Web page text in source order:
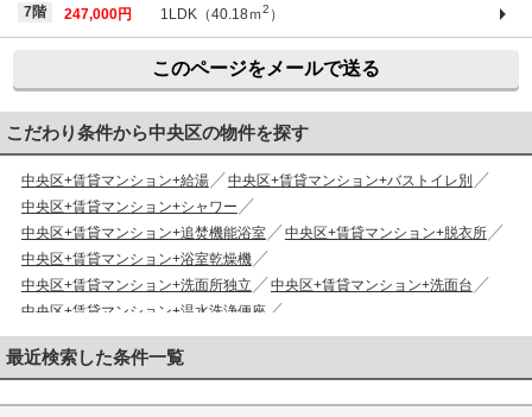
7階 247,000円 1LDK（40.18ｍ2 ）
このページをメールで送る
こだわり条件から中央区の物件を探す
中央区+賃貸マンション+給湯
中央区+賃貸マンション+バストイレ別
中央区+賃貸マンション+シャワー
中央区+賃貸マンション+追焚機能浴室
中央区+賃貸マンション+脱衣所
中央区+賃貸マンション+浴室乾燥機
中央区+賃貸マンション+洗面所独立
中央区+賃貸マンション+洗面台
中央区+賃貸マンション+温水洗浄便座
中央区+賃貸マンション+洗面所にドア
中央区+賃貸マンション+トイレ
中央区+賃貸マンション+洗面所
最近検索した条件一覧